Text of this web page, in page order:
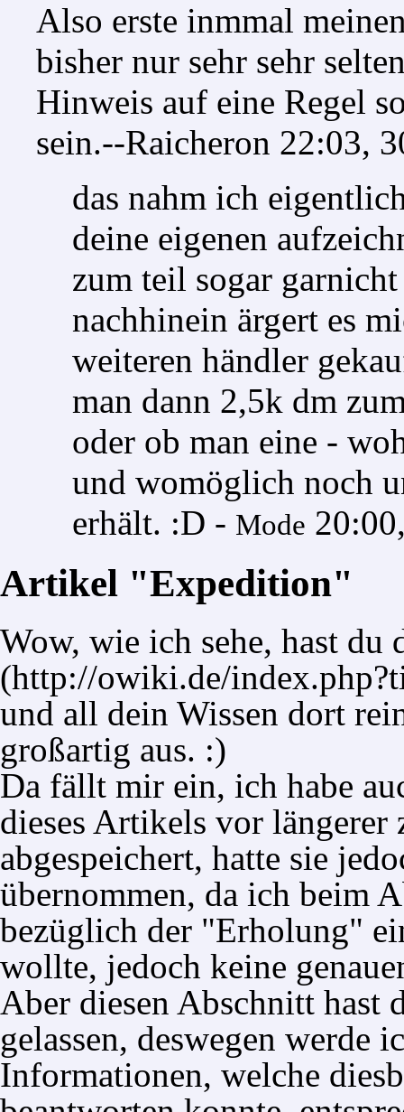
Also erste inmmal
bisher nur sehr sehr
Hinweis auf eine Regel
sein.--Raicheron 22:03,
das nahm ich
deine eigenen
zum teil sogar
nachhinein ärgert es
weiteren händler
man dann 2,5k dm
oder ob man eine -
und womöglich noch
erhält. :D - Mode
Artikel "Expedition"
Wow, wie ich sehe, hast
und all dein Wissen dort
großartig aus. :)
Da fällt mir ein, ich habe
dieses Artikels vor längerer
abgespeichert, hatte sie
übernommen, da ich beim
bezüglich der "Erholung"
wollte, jedoch keine
Aber diesen Abschnitt hast
gelassen, deswegen werde
Informationen, welche